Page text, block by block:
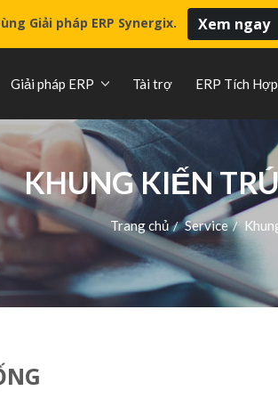
Giải pháp ERP Synergix. Xem ngay
Giải pháp ERP Tài trợ ERP Tích
KHUNG KIẾN
Trang chủ / Service /